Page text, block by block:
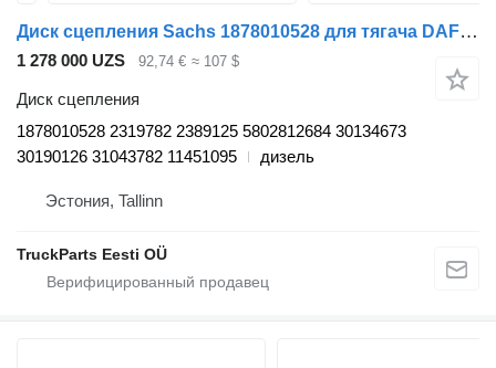
Диск сцепления Sachs 1878010528 для тягача DAF XF106 (2014-)
1 278 000 UZS 92,74 € ≈ 107 $
Диск сцепления
1878010528 2319782 2389125 5802812684 30134673
30190126 31043782 11451095
дизель
Эстония, Tallinn
TruckParts Eesti OÜ